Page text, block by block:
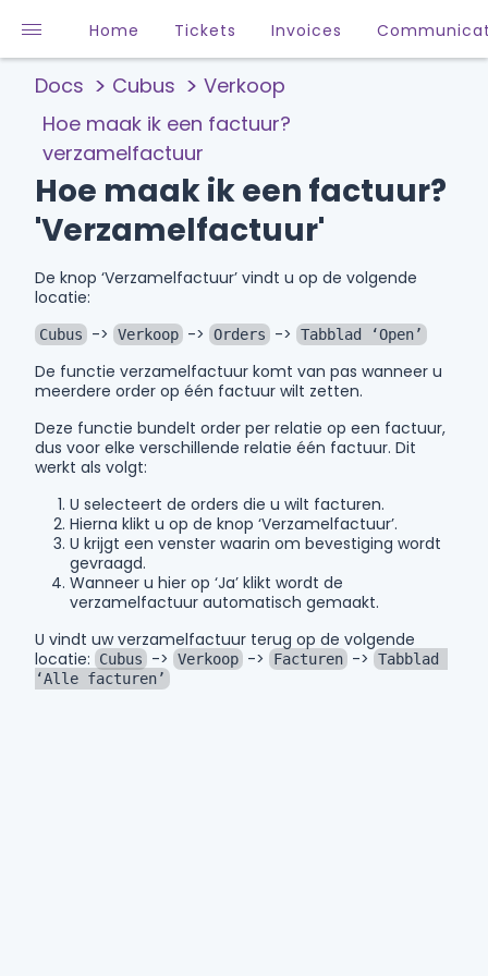
Home Tickets Invoices
Docs Cubus
Verkoop
Hoe maak ik een factuur?
verzamelfactuur
Hoe maak ik een factuur?
'Verzamelfactuur'
De knop ‘Verzamelfactuur’ vindt u op de volgende
locatie:
Cubus -> Verkoop -> Orders -> Tabblad ‘Open’
De functie verzamelfactuur komt van pas wanneer u
meerdere order op één factuur wilt zetten.
Deze functie bundelt order per relatie op een factuur,
dus voor elke verschillende relatie één factuur. Dit
werkt als volgt:
U selecteert de orders die u wilt facturen.
Hierna klikt u op de knop ‘Verzamelfactuur’.
U krijgt een venster waarin om bevestiging wordt
gevraagd.
Wanneer u hier op ‘Ja’ klikt wordt de
verzamelfactuur automatisch gemaakt.
U vindt uw verzamelfactuur terug op de volgende
locatie:
Cubus -> Verkoop -> Facturen ->
Tabblad
‘Alle facturen’